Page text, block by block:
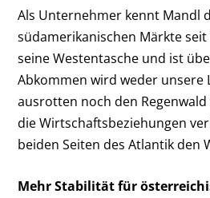
Als Unternehmer kennt Mandl
südamerikanischen Märkte seit
seine Westentasche und ist
Abkommen wird weder unsere
ausrotten noch den
die Wirtschaftsbeziehungen
beiden Seiten des Atlantik den
Mehr Stabilität für